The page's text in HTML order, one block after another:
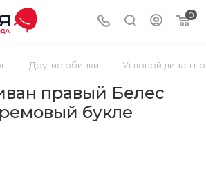
0
— Другие обивки — Угловой диван
правый Белес
букле